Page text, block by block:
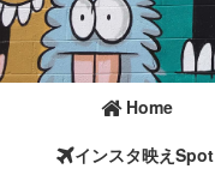
Home
インスタ映えSpot